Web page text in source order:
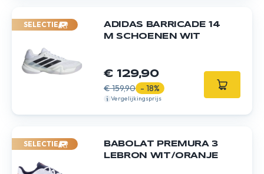
SELECTIE
ADIDAS BARRICADE 14
M SCHOENEN WIT
€ 129,90
€ 159,90 - 18%
Vergelijkingsprijs
SELECTIE
BABOLAT PREMURA 3
LEBRON WIT/ORANJE